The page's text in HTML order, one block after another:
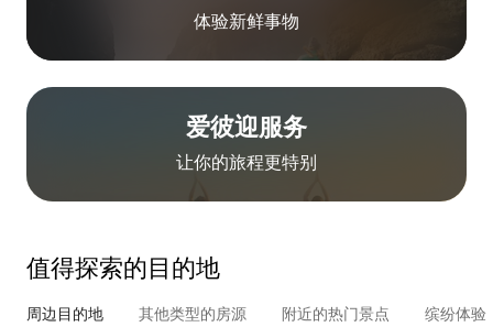
体验新鲜事物
爱彼迎服务
让你的旅程更特别
值得探索的目的地
周边目的地 其他类型的房源 附近的热门景点 缤纷体验